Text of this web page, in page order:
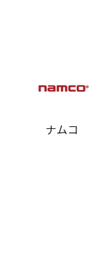
ナムコ